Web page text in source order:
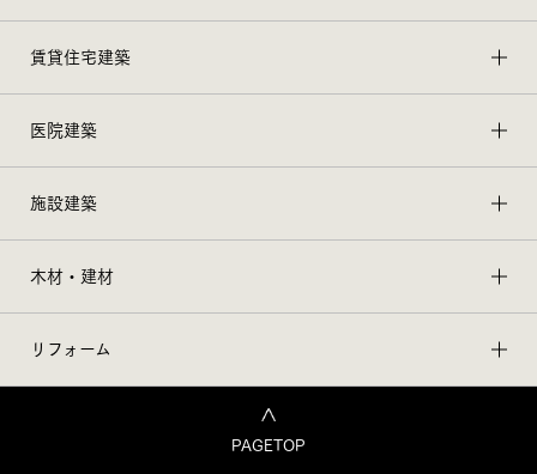
賃貸住宅建築
医院建築
施設建築
木材・建材
リフォーム
PAGETOP